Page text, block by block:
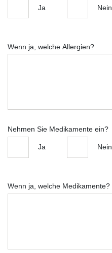
Ja Nein
Wenn ja, welche Allergien?
Nehmen Sie Medikamente ein?
Ja Nein
Wenn ja, welche Medikamente?